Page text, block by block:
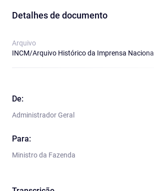
Detalhes de documento
Arquivo
INCM/Arquivo Histórico da Imprensa Nacional
De:
Administrador Geral
Para:
Ministro da Fazenda